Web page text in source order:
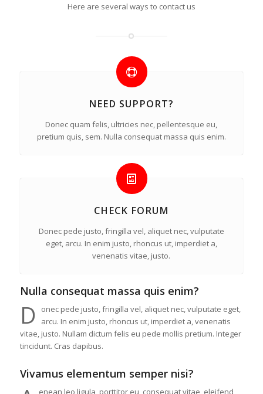
Here are several ways to contact us
NEED SUPPORT?
Donec quam felis, ultricies nec, pellentesque eu,
pretium quis, sem. Nulla consequat massa quis enim.
CHECK FORUM
Donec pede justo, fringilla vel, aliquet nec, vulputate
eget, arcu. In enim justo, rhoncus ut, imperdiet a,
venenatis vitae, justo.
Nulla consequat massa quis enim?
D
onec pede justo, fringilla vel, aliquet nec, vulputate eget,
arcu. In enim justo, rhoncus ut, imperdiet a, venenatis
vitae, justo. Nullam dictum felis eu pede mollis pretium. Integer
tincidunt. Cras dapibus.
Vivamus elementum semper nisi?
enean leo ligula, porttitor eu, consequat vitae, eleifend